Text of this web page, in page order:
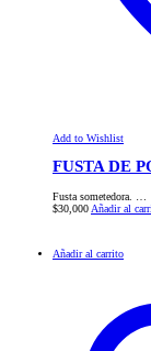
Add to Wishlist
FUSTA DE
Fusta sometedora. …
$30,000 Añadir al
Añadir al carrito